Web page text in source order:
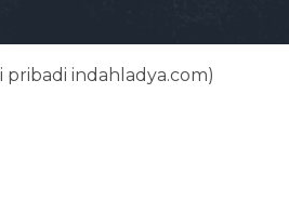
indahladya.com)